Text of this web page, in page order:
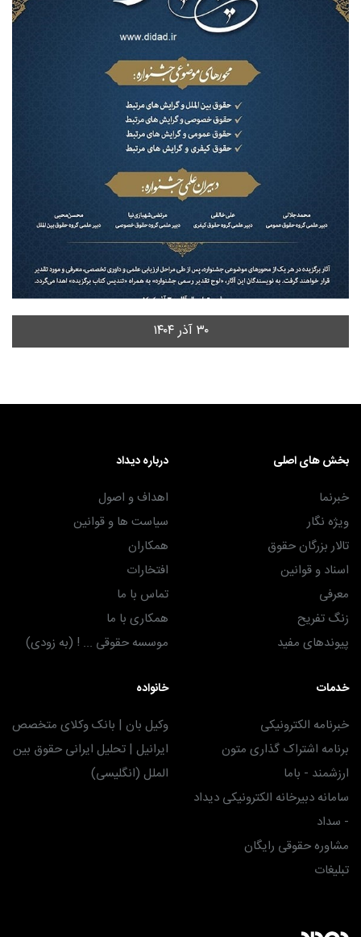
۳۰ آذر ۱۴۰۴
بخش های اصلی
خبرنما
ویژه نگار
تالار بزرگان حقوق
اسناد و قوانین
معرفی
زنگ تفریح
پیوندهای مفید
درباره دیداد
اهداف و اصول
سیاست ها و قوانین
همکاران
افتخارات
تماس با ما
همکاری با ما
موسسه حقوقی ... ! (به زودی)
خدمات
خبرنامه الکترونیکی
برنامه اشتراک گذاری متون
ارزشمند - باما
سامانه دبیرخانه الکترونیکی دیداد
- سداد
مشاوره حقوقی رایگان
تبلیغات
خانواده
وکیل بان | بانک وکلای متخصص
ایرانیل | تحلیل ایرانی حقوق بین
الملل (انگلیسی)